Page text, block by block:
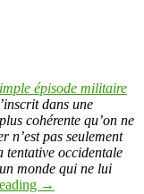
épisode militaire
dans une
cohérente qu’on ne
n’est pas seulement
tentative occidentale
monde qui ne lui
→